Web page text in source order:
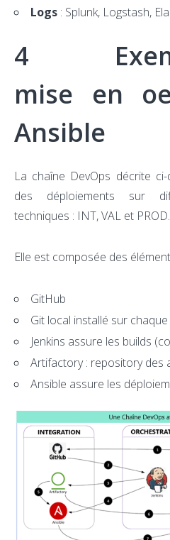
Logs : Splunk, Logstash,
4
mise en
Ansible
La chaîne DevOps décrite
des déploiements sur
techniques : INT, VAL et PROD.
Elle est composée des
GitHub
Git local installé sur
Jenkins assure les builds
Artifactory : repository des
Ansible assure les